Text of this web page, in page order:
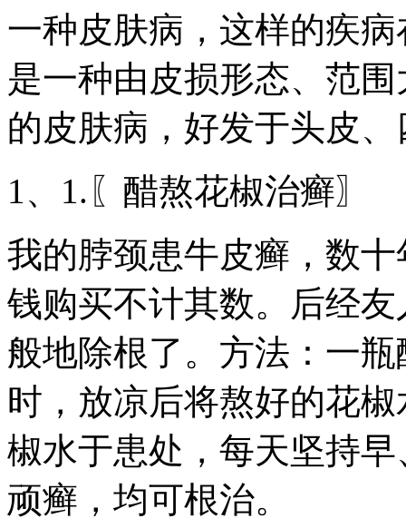
一种皮肤病，这样的疾
是一种由皮损形态、范
的皮肤病，好发于头皮
1、1.〖醋熬花椒治癣〗
我的脖颈患牛皮癣，数
钱购买不计其数。后经
般地除根了。方法：一
时，放凉后将熬好的花
椒水于患处，每天坚持
顽癣，均可根治。